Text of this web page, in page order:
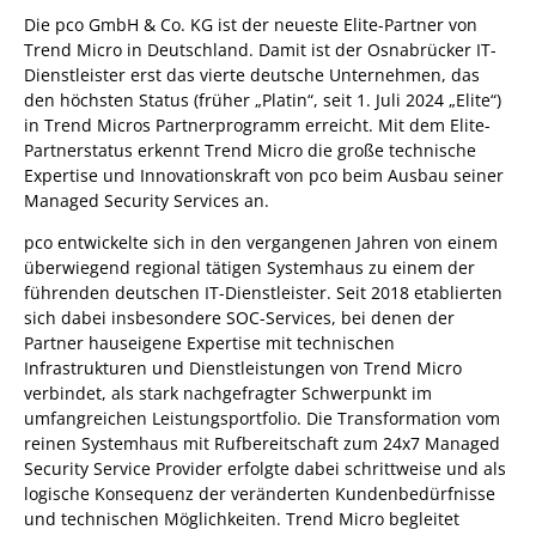
Die pco GmbH & Co. KG ist der neueste Elite-Partner von
Trend Micro in Deutschland. Damit ist der Osnabrücker IT-
Dienstleister erst das vierte deutsche Unternehmen, das
den höchsten Status (früher „Platin“, seit 1. Juli 2024 „Elite“)
in Trend Micros Partnerprogramm erreicht. Mit dem Elite-
Partnerstatus erkennt Trend Micro die große technische
Expertise und Innovationskraft von pco beim Ausbau seiner
Managed Security Services an.
pco entwickelte sich in den vergangenen Jahren von einem
überwiegend regional tätigen Systemhaus zu einem der
führenden deutschen IT-Dienstleister. Seit 2018 etablierten
sich dabei insbesondere SOC-Services, bei denen der
Partner hauseigene Expertise mit technischen
Infrastrukturen und Dienstleistungen von Trend Micro
verbindet, als stark nachgefragter Schwerpunkt im
umfangreichen Leistungsportfolio. Die Transformation vom
reinen Systemhaus mit Rufbereitschaft zum 24x7 Managed
Security Service Provider erfolgte dabei schrittweise und als
logische Konsequenz der veränderten Kundenbedürfnisse
und technischen Möglichkeiten. Trend Micro begleitet